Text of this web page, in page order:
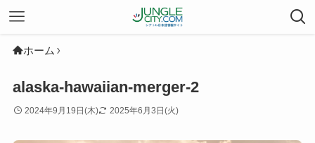
ホーム
alaska-hawaiian-merger-2
2024年9月19日(木) 2025年6月3日(火)